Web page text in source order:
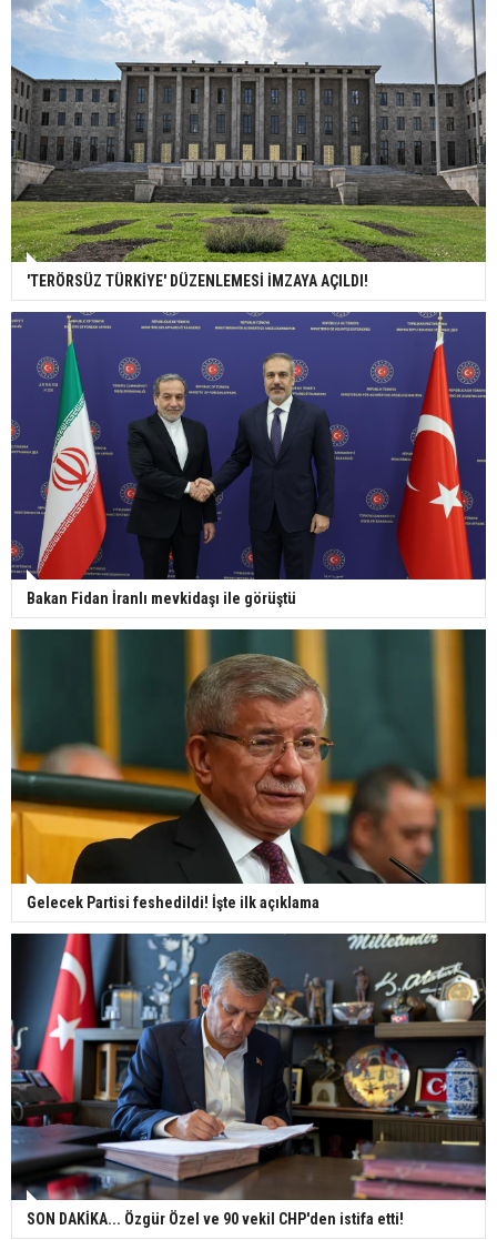
'TERÖRSÜZ TÜRKİYE' DÜZENLEMESİ İMZAYA AÇILDI!
Bakan Fidan İranlı mevkidaşı ile görüştü
Gelecek Partisi feshedildi! İşte ilk açıklama
SON DAKİKA... Özgür Özel ve 90 vekil CHP'den istifa etti!